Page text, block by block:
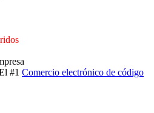
#1 Comercio electrónico de código